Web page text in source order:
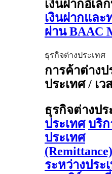
เงินฝากอิเล็
เงินฝากแล
ผ่าน BAAC
ธุรกิจต่างประเทศ
การค้าต่างป
ประเทศ / เว
ธุรกิจต่างปร
ประเทศ บริก
ประเทศ
(Remittance)
ระหว่างประ